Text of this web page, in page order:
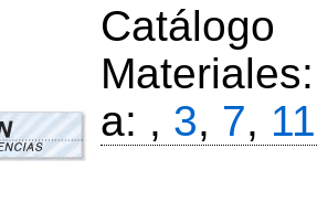
a: , 3, 7, 11